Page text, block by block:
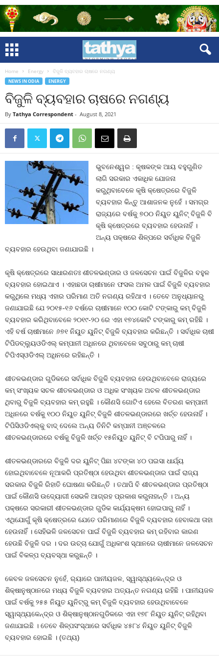
Home Energy ବିଜୁଳି ବ୍ୟବହାର ଚାଷରେ ନଗଣ୍ୟ
NEWS IN ODIA ENERGY
ବିଜୁଳି ବ୍ୟବହାର ଚାଷରେ ନଗଣ୍ୟ
By Tathya Correspondent - August 8, 2021
ଭୁବନେଶ୍ୱର : କୃଷକଙ୍କ ଆୟ ବହୁଗୁଣିତ
ଲାଗି ସରକାର ଏକାଧିକ ଯୋଜନା
କରୁଥିବାବେଳେ କୃଷି କ୍ଷେତ୍ରରେ ବିଜୁଳି
ବ୍ୟବହାର କିନ୍ତୁ ଆଶାଜନକ ନୁହେଁ । ସମଗ୍ର
ରାଜ୍ୟରେ ବର୍ଷକୁ ୭୦୦ ନିୟୁତ ୟୁନିଟ୍‍ ବିଜୁଳି ବି
କୃଷି କ୍ଷେତ୍ରରେ ବ୍ୟବହାର ହେଉନାହିଁ ।
ଅନ୍ୟ ପକ୍ଷରେ ଶିଳ୍ପରେ ସର୍ବାଧିକ ବିଜୁଳି
ବ୍ୟବହାର ହେଉଥିବା ଜଣାଯାଇଛି ।
କୃଷି କ୍ଷେତ୍ରରେ ସାଧାରଣତଃ ଶୀତଳଭଣ୍ଡାର ଓ ଜଳସେଚନ ପାଇଁ ବିଜୁଳିର ବହୁଳ
ବ୍ୟବହାର ହୋଇଥାଏ । ଏହାଛଡା ଚାଷୀମାନେ ଫସଲ ଅମଳ ପାଇଁ ବିଜୁଳି ବ୍ୟବହାର
କରୁଥିଲେ ମଧ୍ୟ ଏହାର ପରିମାଣ ଅତି ନଗଣ୍ୟ ରହିଥାଏ । ତେବେ ଅନୁଧ୍ୟାନରୁ
ଜଣାଯାଇଛି ଯେ ୨୦୧୫-୧୬ ବର୍ଷରେ ଚାଷୀମାନେ ୧୦୦ କୋଟି ଟଙ୍କାରୁ କମ୍‍ ବିଜୁଳି
ବ୍ୟବହାର କରିଥିବାବେଳେ ୨୦୧୯-୨୦ ରେ ଏହା ୧୭୪କୋଟି ଟଙ୍କାରୁ କମ୍‍ ରହିଛି ।
ଏହି ବର୍ଷ ଚାଷୀମାନେ ୬୭୧ ନିୟୁତ ୟୁନିଟ୍‍ ବିଜୁଳି ବ୍ୟବହାର କରିଛନ୍ତି । ସର୍ବାଧିକ ଚାଷୀ
ଟିପିଡବ୍ଲ୍ୟୁଓଡିଏଲ୍‍ କମ୍ପାନୀ ଅଧିନରେ ଥିବାବେଳେ ସବୁଠାରୁ କମ୍‍ ଚାଷୀ
ଟିପିଏସ୍‍ଓଡିଏଲ୍‍ ଅଧିନରେ ରହିଛନ୍ତି ।
ଶୀତଳଭଣ୍ଡାର ଗୁଡିକରେ ସର୍ବାଧିକ ବିଜୁଳି ବ୍ୟବହାର ହେଉଥିବାବେଳେ ରାଜ୍ୟରେ
କମ୍‍ ସଂଖ୍ୟକ ସଚଳ ଶୀତଳଭଣ୍ଡାର ଓ ଅଧିକ ସଂଖ୍ୟକ ଅଚଳ ଶୀତଳଭଣ୍ଡାର
ଥିବାରୁ ବିଜୁଳି ବ୍ୟବହାର କମ୍‍ ରହୁଛି । କୌଣସି ଗୋଟିଏ ହେଲେ ବିତରଣ କମ୍ପାନୀ
ଅଧିନରେ ବର୍ଷକୁ ୧୦୦ ନିୟୁତ ୟୁନିଟ୍‍ ବିଜୁଳି ଶୀତଳଭଣ୍ଡାରରେ ଖର୍ଚ୍ଚ ହେଉନାହିଁ ।
ଟିପିସିଓଡିଏଲ୍‍କୁ ବାଦ୍‍ ଦେଲେ ଅନ୍ୟ ତିନିଟି କମ୍ପାନୀ ଅଞ୍ଚଳରେ
ଶୀତଳଭଣ୍ଡାରରେ ବର୍ଷକୁ ବିଜୁଳି ଖର୍ଚ୍ଚ ୧୫ନିୟୁତ ୟୁନିଟ୍‍ ବି ଟପିପାରୁ ନାହିଁ ।
ଶୀତଳଭଣ୍ଡାରରେ ବିଜୁଳି ଦର ୟୁନିଟ୍‍ ପିଛା ୪ଟଙ୍କା ୪୦ ପଇସା ଧାର୍ଯ୍ୟ
ହୋଇଥିବାବେଳେ ନୂଆକରି ପ୍ରତିଷ୍ଠା ହେଉଥିବା ଶୀତଳଭଣ୍ଡାର ପାଇଁ ରାଜ୍ୟ
ସରକାର ବିଜୁଳି ରିହାତି ଘୋଷଣା କରିଛନ୍ତି । ତଥାପି ବି ଶୀତଳଭଣ୍ଡାର ପ୍ରତିଷ୍ଠା
ପାଇଁ କୌଣସି ଉଦ୍ୟୋଗୀ ସେଭଳି ଆଗ୍ରହ ପ୍ରକାଶ କରୁନାହାନ୍ତି । ଅନ୍ୟ
ପକ୍ଷରେ ସରକାରୀ ଶୀତଳଭଣ୍ଡାର ଗୁଡିକ କାର୍ଯ୍ୟକ୍ଷମ ହୋଇପାରୁ ନାହିଁ ।
ଏଥିଯୋଗୁଁ କୃଷି କ୍ଷେତ୍ରରେ ଯେତେ ପରିମାଣରେ ବିଜୁଳି ବ୍ୟବହାର ହେବାକଥା ତାହା
ହେଉନାହିଁ । ସେହିଭଳି ଜଳସେଚନ ପାଇଁ ବିଜୁଳି ବ୍ୟବହାର କମ୍‍ ରହିବାର କାରଣ
ହେଉଛି ବିଜୁଳି ଦର । ଦର ଉଚ୍ଚା ଯୋଗୁଁ ଅଧିକାଂଶ ସ୍ଥାନରେ ଚାଷୀମାନେ ଜଳସେଚନ
ପାଇଁ ବିକଳ୍ପ ବ୍ୟବସ୍ଥା କରୁଛନ୍ତି ।
କେବଳ ଜଳସେଚନ ନୁହେଁ, ର‌୍ୟାରେ ପାନୀୟଜଳ, ସ୍ୱାସ୍ଥ୍ୟକେନ୍ଦ୍ର ଓ
ଶିକ୍ଷାନୁଷ୍ଠାନରେ ମଧ୍ୟ ବିଜୁଳି ବ୍ୟବହାର ଅତ୍ୟନ୍ତ ନଗଣ୍ୟ ରହିଛି । ପାନୀୟଜଳ
ପାଇଁ ବର୍ଷକୁ ୨୫୫ ନିୟୁତ ୟୁନିଟ୍‍ରୁ କମ୍‍ ବିଜୁଳି ବ୍ୟବହାର ହେଉଥିବାବେଳେ
ସ୍ୱାସ୍ଥ୍ୟକେନ୍ଦ୍ର ଓ ଶିକ୍ଷାନୁଷ୍ଠାନଗୁଡିକରେ ଏହା ୧୭୮ ନିୟୁତ ୟୁନିଟ୍‍ ରହିଥିବା
ଜଣାଯାଇଛି । ତେବେ ଶିଳ୍ପସଂସ୍ଥାରେ ସର୍ବାଧିକ ୪୫୮୪ ନିୟୁତ ୟୁନିଟ୍‍ ବିଜୁଳି
ବ୍ୟବହାର ହୋଇଛି । (ତଥ୍ୟ)